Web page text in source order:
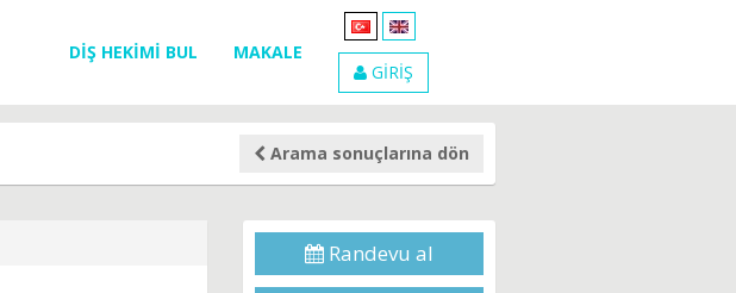
GİRİŞ
DİŞ HEKİMİ BUL MAKALE
Arama sonuçlarına dön
Randevu al